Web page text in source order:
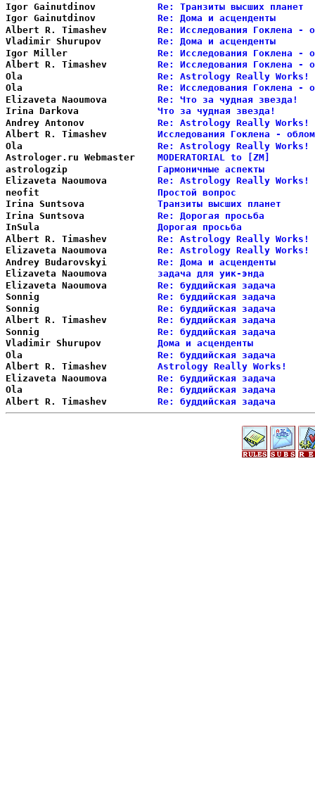
Igor Gainutdinov
Re: Транзиты высших
Igor Gainutdinov
Re: Дома и
Albert R. Timashev
Re: Исследования Гоклена -
Vladimir Shurupov
Re: Дома и
Igor Miller
Re: Исследования Гоклена -
Albert R. Timashev
Re: Исследования Гоклена -
Ola
Re: Astrology Really
Ola
Re: Исследования Гоклена -
Elizaveta Naoumova
Re: Что за чудная
Irina Darkova
Что за чудная
Andrey Antonov
Re: Astrology Really
Albert R. Timashev
Исследования Гоклена -
Ola
Re: Astrology Really
Astrologer.ru Webmaster
MODERATORIAL
astrologzip
Гармоничные
Elizaveta Naoumova
Re: Astrology Really
neofit
Простой
Irina Suntsova
Транзиты высших
Irina Suntsova
Re: Дорогая
InSula
Дорогая
Albert R. Timashev
Re: Astrology Really
Elizaveta Naoumova
Re: Astrology Really
Andrey Budarovskyi
Re: Дома и
Elizaveta Naoumova
задача для уик-
Elizaveta Naoumova
Re: буддийская
Sonnig
Re: буддийская
Sonnig
Re: буддийская
Albert R. Timashev
Re: буддийская
Sonnig
Re: буддийская
Vladimir Shurupov
Дома и
Ola
Re: буддийская
Albert R. Timashev
Astrology Really
Elizaveta Naoumova
Re: буддийская
Ola
Re: буддийская
Albert R. Timashev
Re: буддийская